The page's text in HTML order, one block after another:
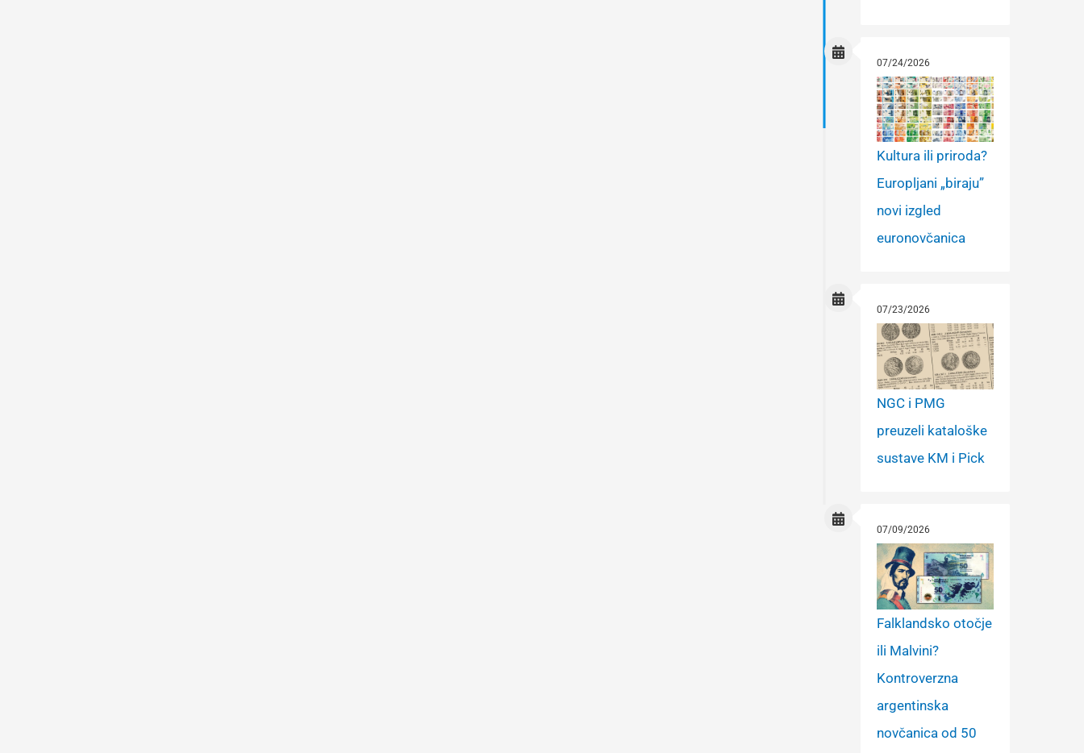
07/24/2026
Kultura ili priroda?
Europljani „biraju”
novi izgled
euronovčanica
07/23/2026
NGC i PMG
preuzeli kataloške
sustave KM i Pick
07/09/2026
Falklandsko otočje
ili Malvini?
Kontroverzna
argentinska
novčanica od 50